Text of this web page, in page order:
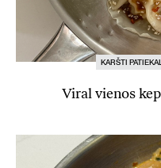
KARŠTI
Viral vienos